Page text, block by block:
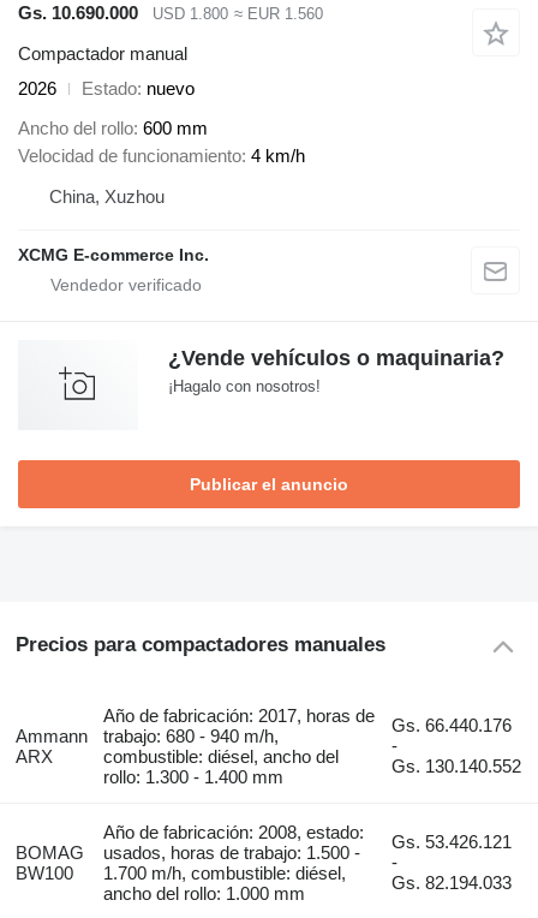
Gs. 10.690.000
USD 1.800 ≈ EUR 1.560
Compactador manual
2026
Estado nuevo
Ancho del rollo 600 mm
Velocidad de funcionamiento 4 km/h
China, Xuzhou
XCMG E-commerce Inc.
¿Vende vehículos o maquinaria?
¡Hagalo con nosotros!
Publicar el anuncio
Precios para compactadores manuales
Ammann
ARX
Año de fabricación: 2017, horas de
trabajo: 680 - 940 m/h,
combustible: diésel, ancho del
rollo: 1.300 - 1.400 mm
Gs. 66.440.176
-
Gs. 130.140.552
BOMAG
BW100
Año de fabricación: 2008, estado:
usados, horas de trabajo: 1.500 -
1.700 m/h, combustible: diésel,
ancho del rollo: 1.000 mm
Gs. 53.426.121
-
Gs. 82.194.033